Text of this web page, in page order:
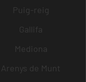
Puig-reig
Gallifa
Mediona
Arenys de Munt